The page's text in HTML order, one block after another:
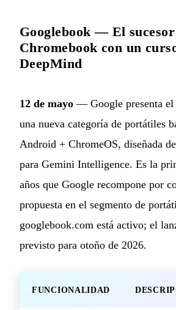
Googlebook — El
Chromebook con un
DeepMind
12 de mayo — Google presenta el
una nueva categoría de portátiles
Android + ChromeOS, diseñada
para Gemini Intelligence. Es la
años que Google recompone por
propuesta en el segmento de
googlebook.com está activo; el
previsto para otoño de 2026.
FUNCIONALIDAD